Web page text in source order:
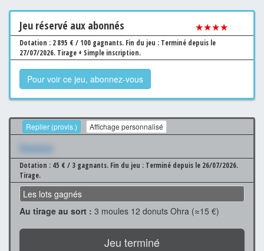
Jeu réservé aux abonnés ★★★★
Dotation : 2 895 € / 100 gagnants. Fin du jeu : Terminé depuis le
27/07/2026. Tirage + Simple inscription.
Pour voir ce jeu, abonnez-vous
Replier (provis.) Affichage personnalisé
Xxxxxxx
Dotation : 45 € / 3 gagnants. Fin du jeu : Terminé depuis le 26/07/2026.
Tirage.
Les lots gagnés
Au tirage au sort : 3 moules 12 donuts Ohra (≈15 €)
Jeu terminé